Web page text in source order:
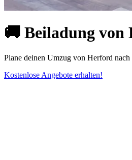
🚚 Beiladung von
Plane deinen Umzug von Herford
Kostenlose Angebote erhalten!